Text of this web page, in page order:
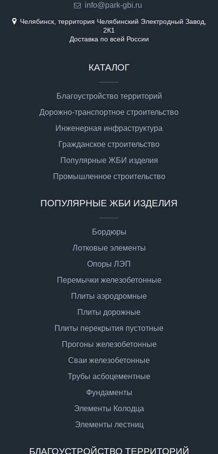
info@park-gbi.ru
Челябинск, территория Челябинский Электродный Завод,
2К1
Доставка по всей России
КАТАЛОГ
Благоустройство территорий
Дорожно-транспортное строительство
Инженерная инфраструктура
Гражданское строительство
Популярные ЖБИ изделия
Промышленное строительство
ПОПУЛЯРНЫЕ ЖБИ ИЗДЕЛИЯ
Бордюры
Лотковые элементы
Опоры ЛЭП
Перемычки железобетонные
Плиты аэродромные
Плиты дорожные
Плиты перекрытия пустотные
Прогоны железобетонные
Сваи железобетонные
Трубы асбоцементные
Фундаменты
Элементы Колодца
Элементы лестниц
БЛАГОУСТРОЙСТВО ТЕРРИТОРИЙ